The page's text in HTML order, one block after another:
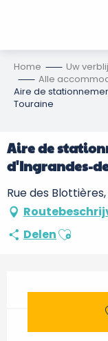
Home Uw
Alle
Aire de
Touraine
Aire de
d'Ingrandes-
Rue des
DelenAjouter